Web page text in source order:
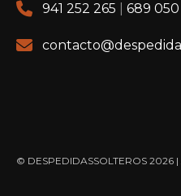
941 252 265 689
© DESPEDIDASSOLTEROS 2026 |